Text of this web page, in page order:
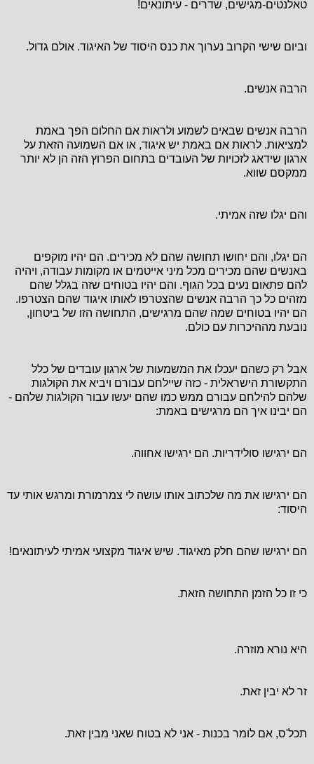
טאלנטים-מגישים, שדרים - עיתונאים!
וביום שישי הקרוב נערוך את כנס היסוד של האיגוד. אולם גדול.
הרבה אנשים.
הרבה אנשים שבאים לשמוע ולראות אם החלום הפך באמת
למציאות. לראות אם באמת יש איגוד, או אם השמועה הזאת על
ארגון שידאג לזכויות של העובדים בתחום הפרוץ הזה הן לא יותר
ממקסם שווא.
והם יגלו שזה אמיתי.
הם יגלו, והם יחושו תחושה שהם לא מכירים. הם יהיו מוקפים
באנשים שהם מכירים מכל מיני אייטמים או מקומות עבודה, ויהיה
להם פתאום נעים בכל הגוף. והם יהיו בטוחים שזה בגלל שהם
מזהים כל כך הרבה אנשים שהצטרפו לאותו איגוד שהם הצטרפו.
הם יהיו בטוחים שמה שהם מרגישים, התחושה הזו של ביטחון,
נובעת מההיכרות עם כולם.
אבל רק כשהם יעכלו את המשמעות של ארגון עובדים של כלל
התקשורת הישראלית - כזה שיילחם עבורם ויביא את הקולגות
שלהם להילחם עבורם ממש כמו שהם יעשו עבור הקולגות שלהם -
הם יבינו איך הם מרגישים באמת:
הם ירגישו סולידריות. הם ירגישו אחווה.
הם ירגישו את מה שלכתוב אותו עושה לי צמרמורת ומרגש אותי עד
היסוד:
הם ירגישו שהם חלק מאיגוד. שיש איגוד מקצועי אמיתי לעיתונאים!
כי זו כל הזמן התחושה הזאת.
היא נורא מוזרה.
זר לא יבין זאת.
תכל'ס, אם לומר בכנות - אני לא בטוח שאני מבין זאת.